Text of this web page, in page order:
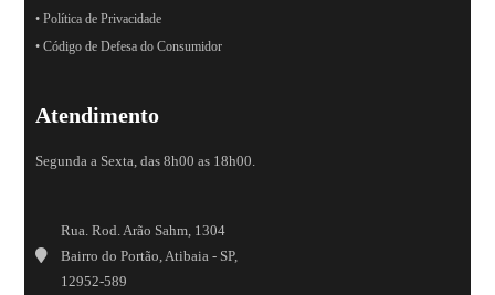
• Política de Privacidade
• Código de Defesa do Consumidor
Atendimento
Segunda a Sexta, das 8h00 as 18h00.
Rua. Rod. Arão Sahm, 1304
Bairro do Portão, Atibaia - SP,
12952-589